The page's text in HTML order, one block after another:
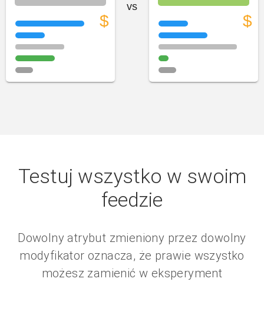
$
vs
$
Testuj wszystko w swoim
feedzie
Dowolny atrybut zmieniony przez dowolny
modyfikator oznacza, że prawie wszystko
możesz zamienić w eksperyment